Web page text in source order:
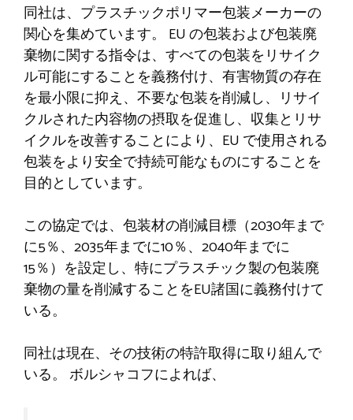
同社は、プラスチックポリマー包装メーカーの
関心を集めています。 EU の包装および包装廃
棄物に関する指令は、すべての包装をリサイク
ル可能にすることを義務付け、有害物質の存在
を最小限に抑え、不要な包装を削減し、リサイ
クルされた内容物の摂取を促進し、収集とリサ
イクルを改善することにより、EU で使用される
包装をより安全で持続可能なものにすることを
目的としています。
この協定では、包装材の削減目標（2030年まで
に5％、2035年までに10％、2040年までに
15％）を設定し、特にプラスチック製の包装廃
棄物の量を削減することをEU諸国に義務付けて
いる。
同社は現在、その技術の特許取得に取り組んで
いる。 ボルシャコフによれば、